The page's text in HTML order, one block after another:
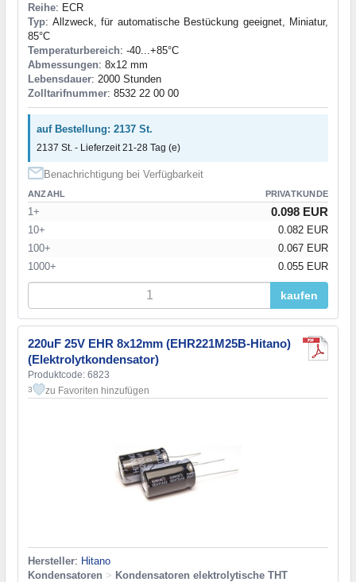
Reihe: ECR
Typ: Allzweck, für automatische Bestückung geeignet, Miniatur,
85°C
Temperaturbereich: -40...+85°C
Abmessungen: 8x12 mm
Lebensdauer: 2000 Stunden
Zolltarifnummer: 8532 22 00 00
auf Bestellung: 2137 St.
2137 St. - Lieferzeit 21-28 Tag (e)
Benachrichtigung bei Verfügbarkeit
ANZAHL PRIVATKUNDE
1+ 0.098 EUR
10+
0.082 EUR
100+
0.067 EUR
1000+
0.055 EUR
kaufen
220uF 25V EHR 8x12mm (EHR221M25B-Hitano)
(Elektrolytkondensator)
Produktcode: 6823
3 zu Favoriten hinzufügen
Hersteller: Hitano
Kondensatoren > Kondensatoren elektrolytische THT